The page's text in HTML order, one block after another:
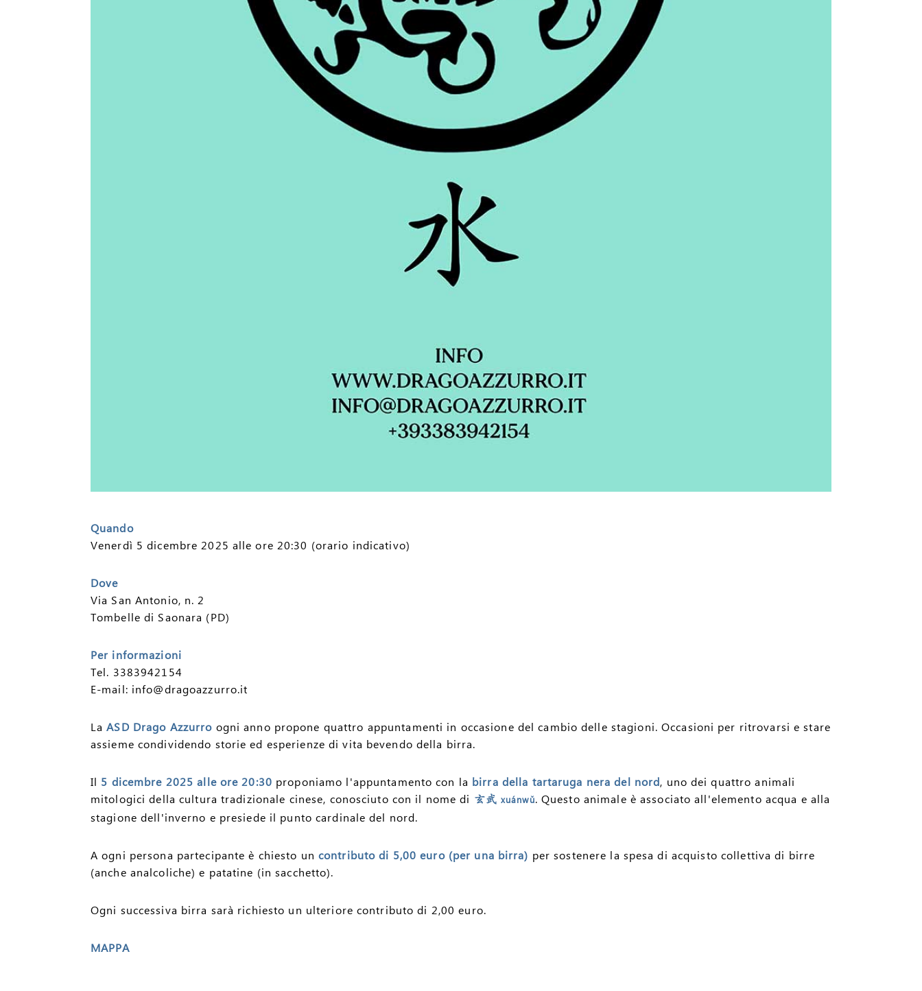
Quando
Venerdì 5 dicembre 2025 alle ore 20:30 (orario indicativo)
Dove
Via San Antonio, n. 2
Tombelle di Saonara (PD)
Per informazioni
Tel. 3383942154
E-mail: info@dragoazzurro.it
LaASD Drago Azzurro ogni anno propone quattro appuntamenti in occasione del cambio delle stagioni. Occasioni per ritrovarsi e stare
assieme condividendo storie ed esperienze di vita bevendo della birra.
Il 5 dicembre 2025 alle ore 20:30 proponiamo l'appuntamento con la birra della tartaruga nera del nord, uno dei quattro animali
mitologici della cultura tradizionale cinese, conosciuto con il nome di 玄武 xuánwǔ. Questo animale è associato all'elemento acqua e alla
stagione dell'inverno e presiede il punto cardinale del nord.
A ogni persona partecipante è chiesto un contributo di 5,00 euro (per una birra) per sostenere la spesa di acquisto collettiva di birre
(anche analcoliche) e patatine (in sacchetto).
Ogni successiva birra sarà richiesto un ulteriore contributo di 2,00 euro.
MAPPA